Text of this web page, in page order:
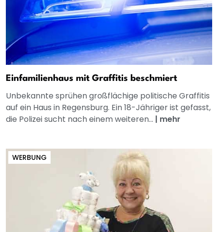
Einfamilienhaus mit Graffitis beschmiert
Unbekannte sprühen großflächige politische Graffitis
auf ein Haus in Regensburg. Ein 18-Jähriger ist gefasst,
die Polizei sucht nach einem weiteren... | mehr
WERBUNG